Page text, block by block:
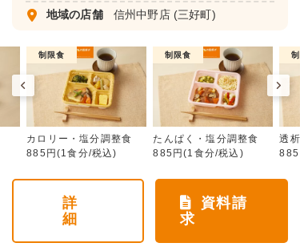
地域の店舗 信州中野店(三好町)
制限食
カロリー・塩分調整食
885円(1食分/税込)
制限食
たんぱく・塩分調整食
885円(1食分/税込)
透析
詳
細
資料請
求